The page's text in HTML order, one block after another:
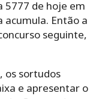
5777 de hoje em
Então a
seguinte,
os sortudos
e apresentar o